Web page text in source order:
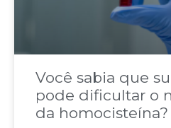
Você sabia que
pode dificultar o
da homocisteína?